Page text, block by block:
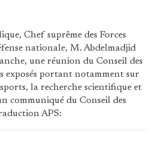
Chef suprême des Forces
nationale, M. Abdelmadjid
une réunion du Conseil des
exposés portant notamment sur
la recherche scientifique et
communiqué du Conseil des
APS: